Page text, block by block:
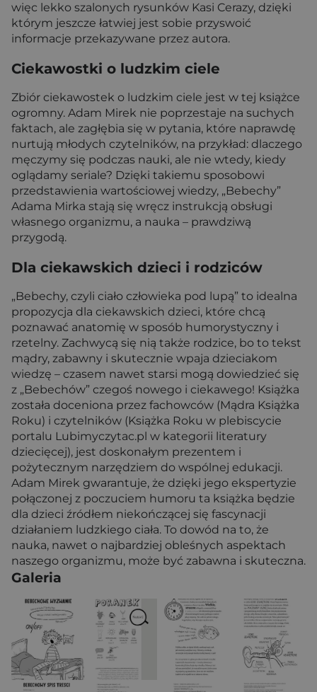
więc lekko szalonych rysunków Kasi Cerazy, dzięki
którym jeszcze łatwiej jest sobie przyswoić
informacje przekazywane przez autora.
Ciekawostki o ludzkim ciele
Zbiór ciekawostek o ludzkim ciele jest w tej książce
ogromny. Adam Mirek nie poprzestaje na suchych
faktach, ale zagłębia się w pytania, które naprawdę
nurtują młodych czytelników, na przykład: dlaczego
męczymy się podczas nauki, ale nie wtedy, kiedy
oglądamy seriale? Dzięki takiemu sposobowi
przedstawienia wartościowej wiedzy, „Bebechy”
Adama Mirka stają się wręcz instrukcją obsługi
własnego organizmu, a nauka – prawdziwą
przygodą.
Dla ciekawskich dzieci i rodziców
„Bebechy, czyli ciało człowieka pod lupą” to idealna
propozycja dla ciekawskich dzieci, które chcą
poznawać anatomię w sposób humorystyczny i
rzetelny. Zachwycą się nią także rodzice, bo to tekst
mądry, zabawny i skutecznie wpaja dzieciakom
wiedzę – czasem nawet starsi mogą dowiedzieć się
z „Bebechów” czegoś nowego i ciekawego! Książka
została doceniona przez fachowców (Mądra Książka
Roku) i czytelników (Książka Roku w plebiscycie
portalu Lubimyczytac.pl w kategorii literatury
dziecięcej), jest doskonałym prezentem i
pożytecznym narzędziem do wspólnej edukacji.
Adam Mirek gwarantuje, że dzięki jego ekspertyzie
połączonej z poczuciem humoru ta książka będzie
dla dzieci źródłem niekończącej się fascynacji
działaniem ludzkiego ciała. To dowód na to, że
nauka, nawet o najbardziej obleśnych aspektach
naszego organizmu, może być zabawna i skuteczna.
Galeria